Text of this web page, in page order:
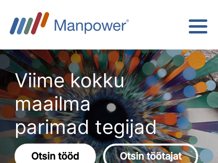
Viime kokku
maailma
parimad tegijad
Otsin tööd Otsin töötajat